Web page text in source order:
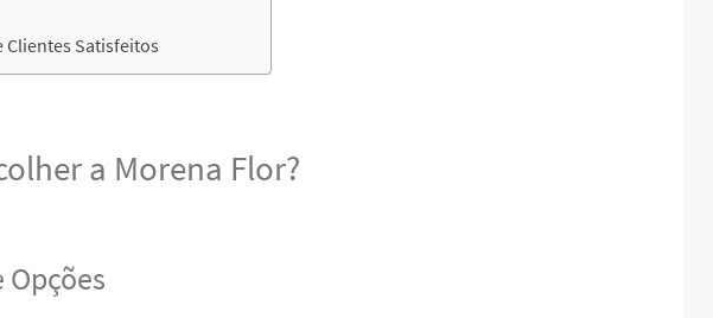
Clientes Satisfeitos
a Morena Flor?
Opções